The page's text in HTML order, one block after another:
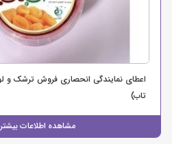
اعطای نمایندگی انحصاری فروش ترشک و
تاب)
مشاهده اطلاعات بیشتر